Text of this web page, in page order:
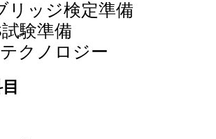
リッジ検定準備
験準備
クノロジー